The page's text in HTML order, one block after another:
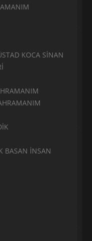
KOCA SİNAN
BASAN İNSAN